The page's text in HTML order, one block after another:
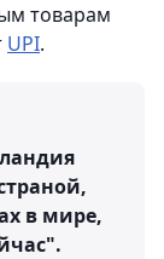
товарам
UPI.
в мире,